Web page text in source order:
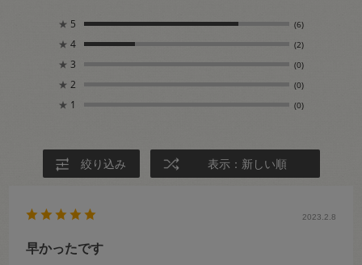
★ 5 (6)
★ 4 (2)
★ 3 (0)
★ 2 (0)
★ 1 (0)
絞り込み 表示：新しい順
2023.2.8
早かったです